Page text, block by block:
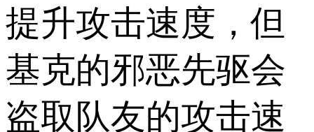
提升攻击速度，但
基克的邪恶先驱会
盗取队友的攻击速